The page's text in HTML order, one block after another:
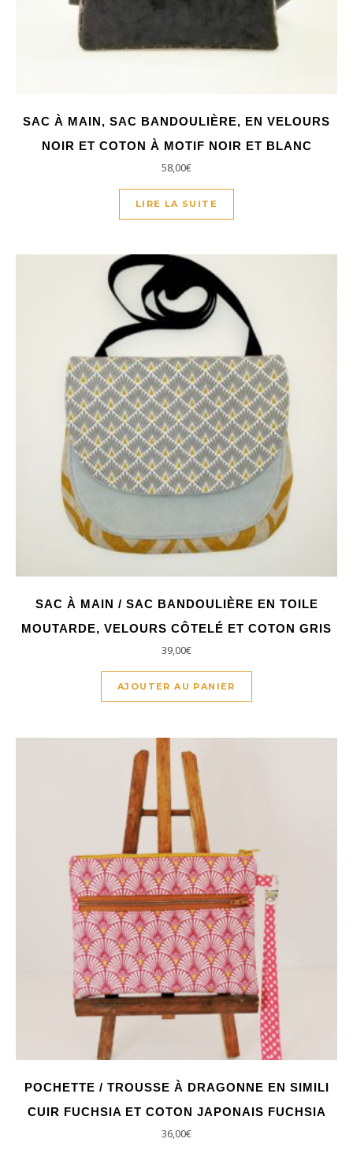
SAC À MAIN, SAC BANDOULIÈRE, EN VELOURS
NOIR ET COTON À MOTIF NOIR ET BLANC
58,00€
LIRE LA SUITE
SAC À MAIN / SAC BANDOULIÈRE EN TOILE
MOUTARDE, VELOURS CÔTELÉ ET COTON GRIS
39,00€
AJOUTER AU PANIER
POCHETTE / TROUSSE À DRAGONNE EN SIMILI
CUIR FUCHSIA ET COTON JAPONAIS FUCHSIA
36,00€